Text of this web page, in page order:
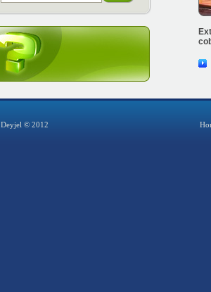
Deyjel © 2012